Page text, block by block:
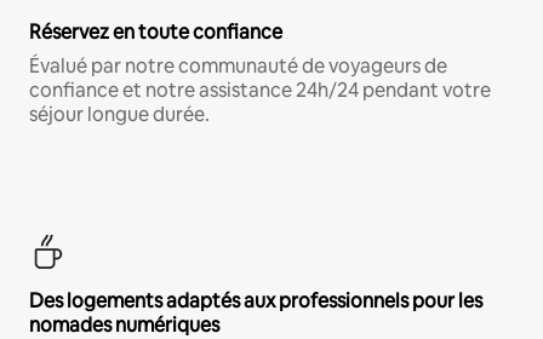
Réservez en toute confiance
Évalué par notre communauté de voyageurs de
confiance et notre assistance 24h/24 pendant votre
séjour longue durée.
Des logements adaptés aux professionnels pour les
nomades numériques